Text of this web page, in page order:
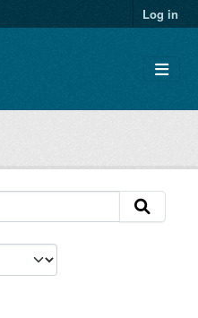
Log in